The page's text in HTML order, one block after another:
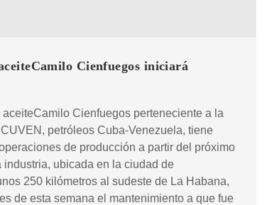
Cienfuegos iniciará
aceiteCamilo Cienfuegos perteneciente a la
petróleos Cuba-Venezuela, tiene
de producción a partir del próximo
industria, ubicada en la ciudad de
250 kilómetros al sudeste de La Habana,
de esta semana el mantenimiento a que fue